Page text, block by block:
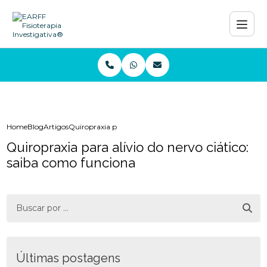
HomeBlogArtigosQuiropraxia para alívio do nervo ciático: saiba como
Quiropraxia para alívio do nervo ciático:
saiba como funciona
Últimas postagens